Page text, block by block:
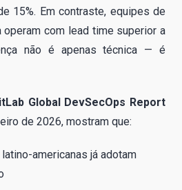
15%. Em contraste, equipes de
operam com lead time superior a
não é apenas técnica — é
Global DevSecOps Report
de 2026, mostram que:
americanas já adotam